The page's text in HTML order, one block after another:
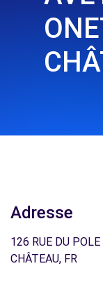
Adresse
126 RUE DU
CHÂTEAU, FR